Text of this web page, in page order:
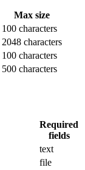
Max size
100 characters
2048 characters
100 characters
500 characters
Required
fields
text
file